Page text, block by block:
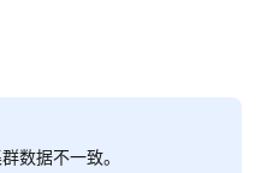
数据不一致。